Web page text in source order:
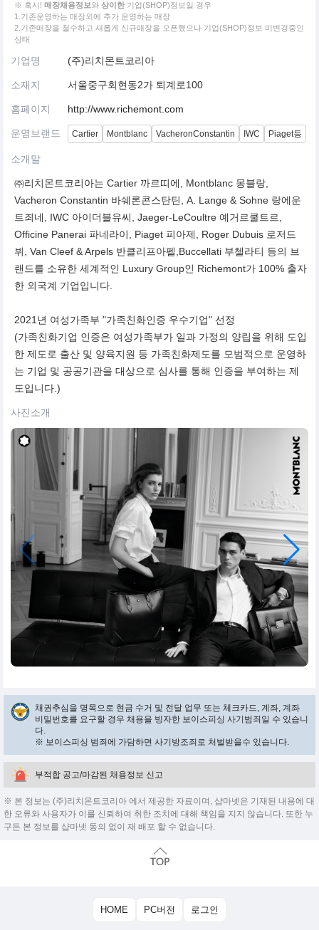
※ 혹시! 매장채용정보와 상이한 기업(SHOP)정보일 경우
1.기존운영하는 매장외에 추가 운영하는 매장
2.기존매장을 철수하고 새롭게 신규매장을 오픈했으나 기업(SHOP)정보 미변경중인
상태
기업명 (주)리치몬트코리아
소재지 서울중구회현동2가 퇴계로100
홈페이지 http://www.richemont.com
운영브랜드 Cartier Montblanc VacheronConstantin IWC Piaget등
소개말
㈜리치몬트코리아는 Cartier 까르띠에, Montblanc 몽블랑,
Vacheron Constantin 바쉐론콘스탄틴, A. Lange & Sohne 랑에운
트죄네, IWC 아이더블유씨, Jaeger-LeCoultre 예거르쿨트르,
Officine Panerai 파네라이, Piaget 피아제, Roger Dubuis 로저드
뷔, Van Cleef & Arpels 반클리프아펠,Buccellati 부첼라티 등의 브
랜드를 소유한 세계적인 Luxury Group인 Richemont가 100% 출자
한 외국계 기업입니다.
2021년 여성가족부 "가족친화인증 우수기업" 선정
(가족친화기업 인증은 여성가족부가 일과 가정의 양립을 위해 도입
한 제도로 출산 및 양육지원 등 가족친화제도를 모범적으로 운영하
는 기업 및 공공기관을 대상으로 심사를 통해 인증을 부여하는 제
도입니다.)
사진소개
채권추심을 명목으로 현금 수거 및 전달 업무 또는 체크카드, 계좌, 계좌
비밀번호를 요구할 경우 채용을 빙자한 보이스피싱 사기범죄일 수 있습니
다.
※ 보이스피싱 범죄에 가담하면 사기방조죄로 처벌받을수 있습니다.
부적합 공고/마감된 채용정보 신고
※ 본 정보는 (주)리치몬트코리아 에서 제공한 자료이며, 샵마넷은 기재된 내용에 대
한 오류와 사용자가 이를 신뢰하여 취한 조치에 대해 책임을 지지 않습니다. 또한 누
구든 본 정보를 샵마넷 동의 없이 재 배포 할 수 없습니다.
HOME PC버전 로그인